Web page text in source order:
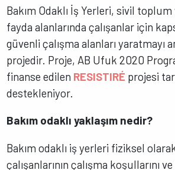
Bakım Odaklı İş Yerleri, sivil
fayda alanlarında çalışanlar için
güvenli çalışma alanları yaratmayı
projedir. Proje, AB Ufuk 2020
finanse edilen RESISTIRÉ projesi
destekleniyor.
Bakım odaklı yaklaşım nedir?
Bakım odaklı iş yerleri fiziksel
çalışanlarının çalışma koşullarını